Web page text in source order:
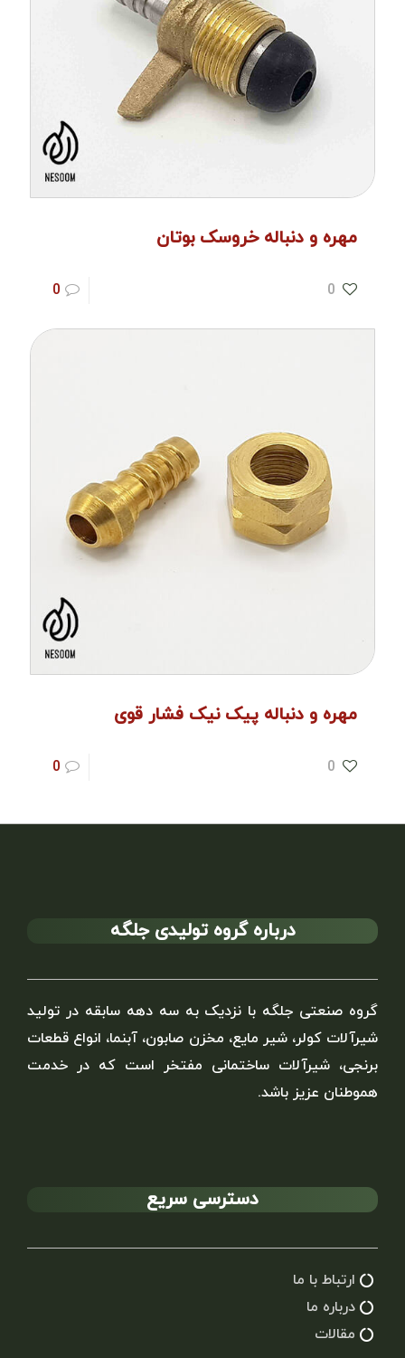
مهره و دنباله خروسک بوتان
0
0
مهره و دنباله پیک نیک فشار قوی
0
0
درباره گروه تولیدی جلگه
گروه صنعتی جلگه با نزدیک به سه دهه سابقه در تولید
شیرآلات کولر، شیر مایع، مخزن صابون، آبنما، انواع قطعات
برنجی، شیرآلات ساختمانی مفتخر است که در خدمت
هموطنان عزیز باشد.
دسترسی سریع
ارتباط با ما
درباره ما
مقالات